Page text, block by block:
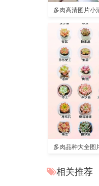
多肉高清图片小
多肉品种大全图
相关推荐